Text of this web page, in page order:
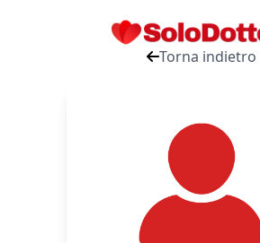
Torna indietro